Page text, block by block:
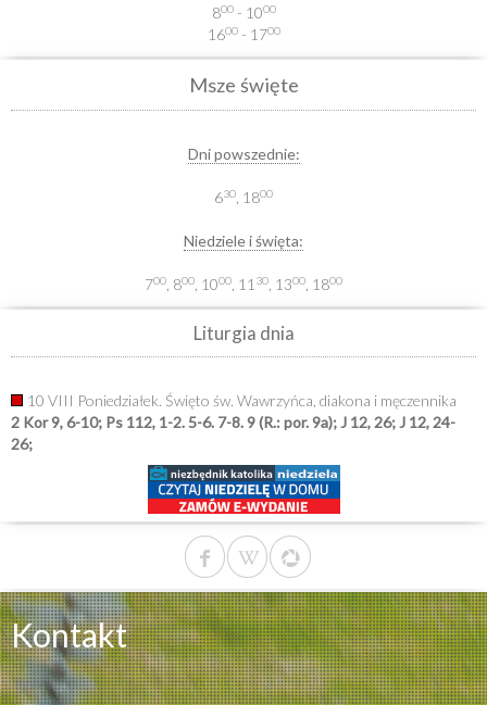
800- 1000
1600- 1700
Msze święte
Dni powszednie:
630 , 1800
Niedziele i święta:
700 , 800 , 1000 , 11 30 , 1300 , 1800
Liturgia dnia
10 VIII Poniedziałek. Święto św. Wawrzyńca, diakona i męczennika
2 Kor 9, 6-10; Ps 112, 1-2. 5-6. 7-8. 9 (R.: por. 9a); J 12, 26; J 12, 24-
26;
Kontakt